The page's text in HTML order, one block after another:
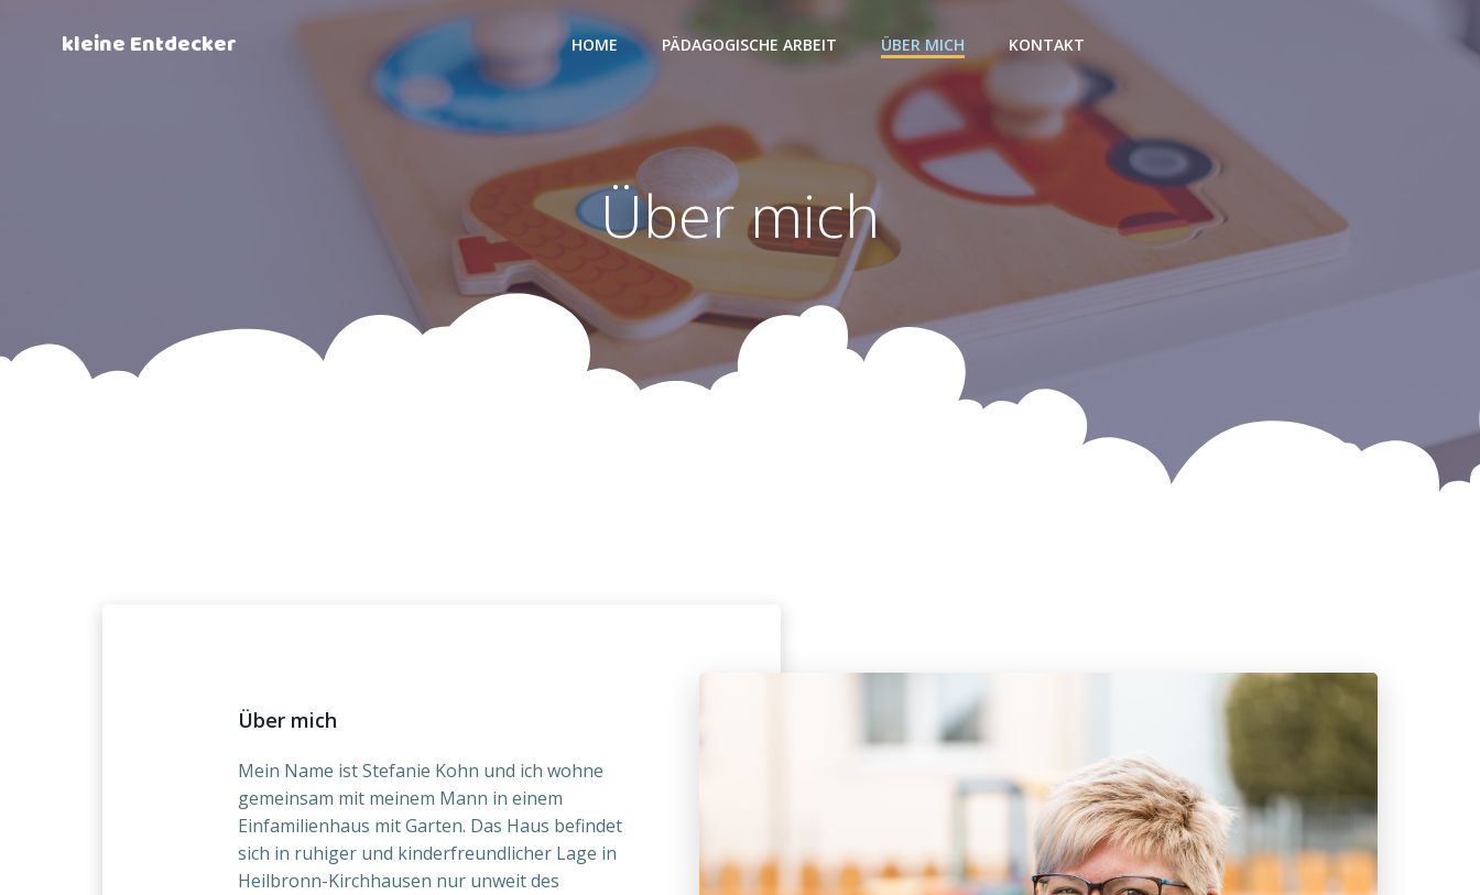
kleine Entdecker HOME PÄDAGOGISCHE ARBEIT ÜBER MICH KONTAKT
Über mich
Über mich
Mein Name ist Stefanie Kohn und ich wohne
gemeinsam mit meinem Mann in einem
Einfamilienhaus mit Garten. Das Haus befindet
sich in ruhiger und kinderfreundlicher Lage in
Heilbronn-Kirchhausen nur unweit des